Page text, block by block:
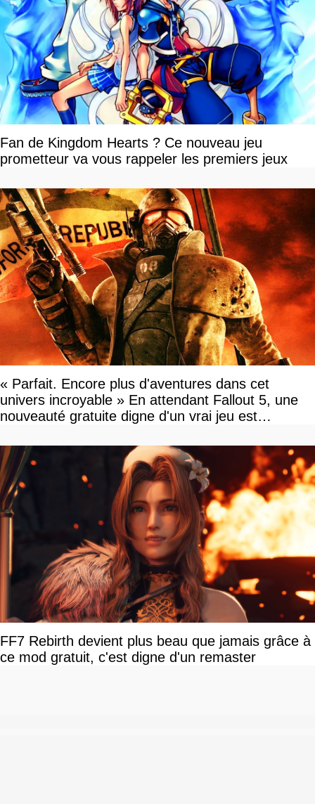
Fan de Kingdom Hearts ? Ce nouveau jeu
prometteur va vous rappeler les premiers jeux
« Parfait. Encore plus d'aventures dans cet
univers incroyable » En attendant Fallout 5, une
nouveauté gratuite digne d'un vrai jeu est
FF7 Rebirth devient plus beau que jamais grâce à
ce mod gratuit, c'est digne d'un remaster